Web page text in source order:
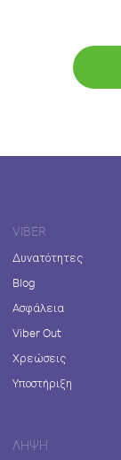
VIBER
Δυνατότητες
Blog
Ασφάλεια
Viber Out
Χρεώσεις
Υποστήριξη
ΛΉΨΗ